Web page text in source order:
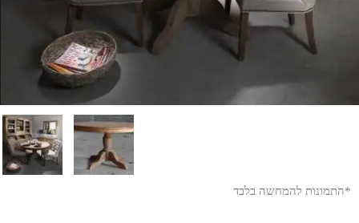
*התמונות להמחשה בלבד